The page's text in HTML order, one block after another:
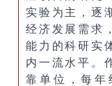
实验为主，逐
经济发展需求
能力的科研实
内一流水平。
靠单位，每年